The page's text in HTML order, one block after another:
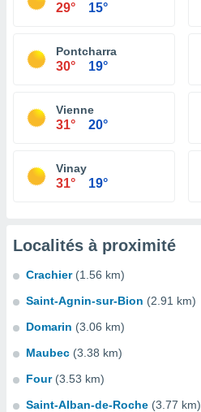
29° 15°
Pontcharra
30° 19°
Vienne
31° 20°
Vinay
31° 19°
Localités à proximité
Crachier (1.56 km)
Saint-Agnin-sur-Bion (2.91 km)
Domarin (3.06 km)
Maubec (3.38 km)
Four (3.53 km)
Saint-Alban-de-Roche (3.77 km)